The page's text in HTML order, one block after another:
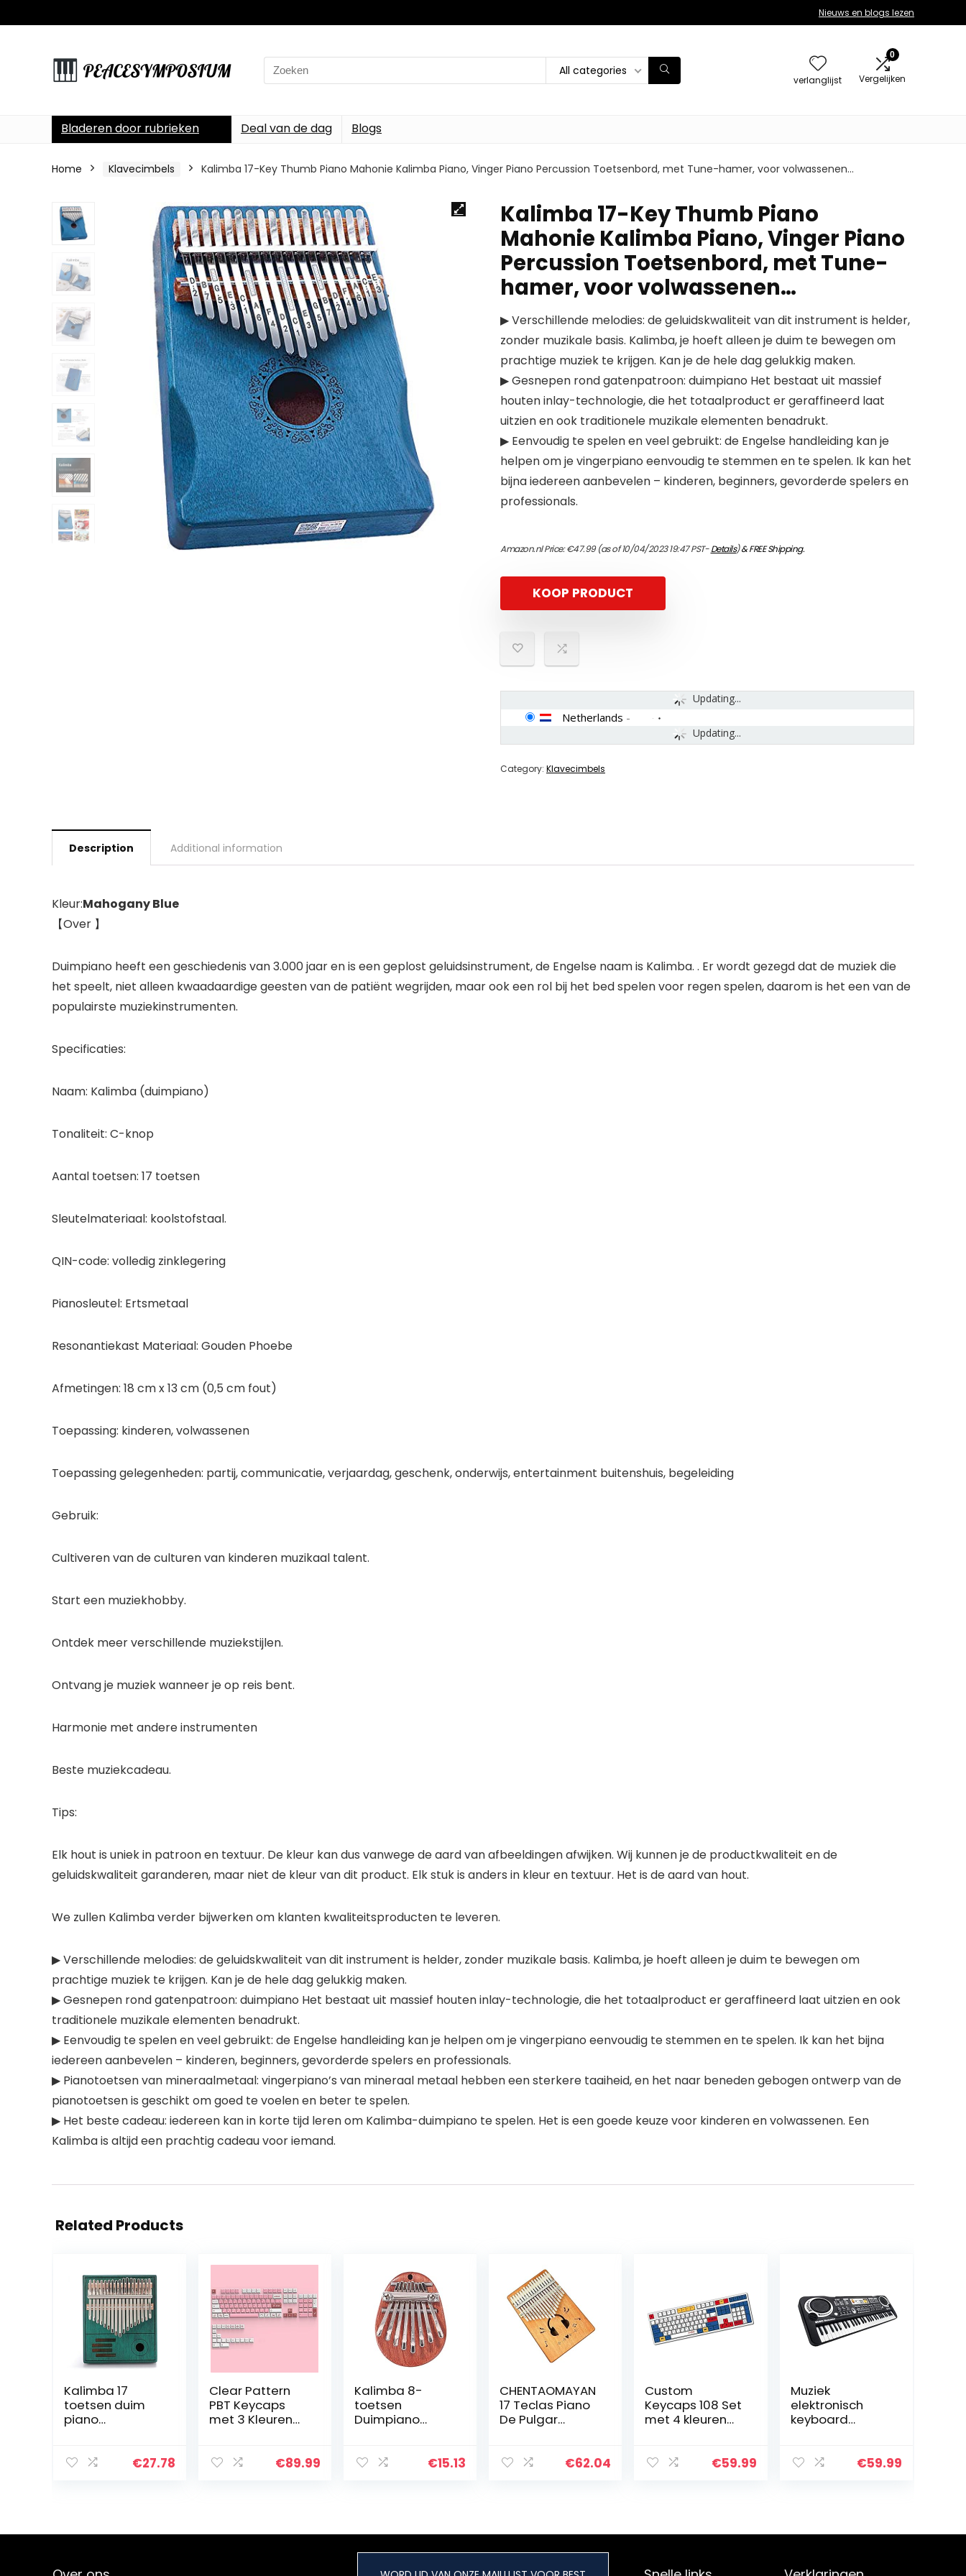
Nieuws en blogs lezen
Search
for:
All categories
verlanglijst
0
Vergelijken
Bladeren door rubrieken Deal van de dag Blogs
Home Klavecimbels Kalimba 17-Key Thumb Piano Mahonie Kalimba Piano, Vinger Piano Percussion Toetsenbord, met Tune-hamer, voor volwassenen…
Kalimba 17-Key Thumb Piano
Mahonie Kalimba Piano, Vinger Piano
Percussion Toetsenbord, met Tune-
hamer, voor volwassenen…
▶ Verschillende melodies: de geluidskwaliteit van dit instrument is helder,
zonder muzikale basis. Kalimba, je hoeft alleen je duim te bewegen om
prachtige muziek te krijgen. Kan je de hele dag gelukkig maken.
▶ Gesnepen rond gatenpatroon: duimpiano Het bestaat uit massief
houten inlay-technologie, die het totaalproduct er geraffineerd laat
uitzien en ook traditionele muzikale elementen benadrukt.
▶ Eenvoudig te spelen en veel gebruikt: de Engelse handleiding kan je
helpen om je vingerpiano eenvoudig te stemmen en te spelen. Ik kan het
bijna iedereen aanbevelen – kinderen, beginners, gevorderde spelers en
professionals.
Amazon.nl Price:€47.99(as of 10/04/2023 19:47 PST-Details)&FREE Shipping.
KOOP PRODUCT
Updating...
Updating...
Netherlands -
Category: Klavecimbels
Description Additional information
Kleur:Mahogany Blue
【Over 】
Duimpiano heeft een geschiedenis van 3.000 jaar en is een geplost geluidsinstrument, de Engelse naam is Kalimba. . Er wordt gezegd dat de muziek die
het speelt, niet alleen kwaadaardige geesten van de patiënt wegrijden, maar ook een rol bij het bed spelen voor regen spelen, daarom is het een van de
populairste muziekinstrumenten.
Specificaties:
Naam: Kalimba (duimpiano)
Tonaliteit: C-knop
Aantal toetsen: 17 toetsen
Sleutelmateriaal: koolstofstaal.
QIN-code: volledig zinklegering
Pianosleutel: Ertsmetaal
Resonantiekast Materiaal: Gouden Phoebe
Afmetingen: 18 cm x 13 cm (0,5 cm fout)
Toepassing: kinderen, volwassenen
Toepassing gelegenheden: partij, communicatie, verjaardag, geschenk, onderwijs, entertainment buitenshuis, begeleiding
Gebruik:
Cultiveren van de culturen van kinderen muzikaal talent.
Start een muziekhobby.
Ontdek meer verschillende muziekstijlen.
Ontvang je muziek wanneer je op reis bent.
Harmonie met andere instrumenten
Beste muziekcadeau.
Tips:
Elk hout is uniek in patroon en textuur. De kleur kan dus vanwege de aard van afbeeldingen afwijken. Wij kunnen je de productkwaliteit en de
geluidskwaliteit garanderen, maar niet de kleur van dit product. Elk stuk is anders in kleur en textuur. Het is de aard van hout.
We zullen Kalimba verder bijwerken om klanten kwaliteitsproducten te leveren.
▶ Verschillende melodies: de geluidskwaliteit van dit instrument is helder, zonder muzikale basis. Kalimba, je hoeft alleen je duim te bewegen om
prachtige muziek te krijgen. Kan je de hele dag gelukkig maken.
▶ Gesnepen rond gatenpatroon: duimpiano Het bestaat uit massief houten inlay-technologie, die het totaalproduct er geraffineerd laat uitzien en ook
traditionele muzikale elementen benadrukt.
▶ Eenvoudig te spelen en veel gebruikt: de Engelse handleiding kan je helpen om je vingerpiano eenvoudig te stemmen en te spelen. Ik kan het bijna
iedereen aanbevelen – kinderen, beginners, gevorderde spelers en professionals.
▶ Pianotoetsen van mineraalmetaal: vingerpiano’s van mineraal metaal hebben een sterkere taaiheid, en het naar beneden gebogen ontwerp van de
pianotoetsen is geschikt om goed te voelen en beter te spelen.
▶ Het beste cadeau: iedereen kan in korte tijd leren om Kalimba-duimpiano te spelen. Het is een goede keuze voor kinderen en volwassenen. Een
Kalimba is altijd een prachtig cadeau voor iemand.
Related Products
Kalimba 17
toetsen duim
piano
leerhandleiding,
(groen)
€27.78
Clear Pattern
PBT Keycaps
met 3 Kleuren
Keycap Puller &
€89.99
Kalimba 8-
toetsen
Duimpiano
Koord
€15.13
CHENTAOMAYAN
17 Teclas Piano
De Pulgar
Caoba Dedo
€62.04
Custom
Keycaps 108 Set
met 4 kleuren
Keycap Puller
€59.99
Muziek
elektronisch
keyboard
orgel met
piano voor…
€59.99